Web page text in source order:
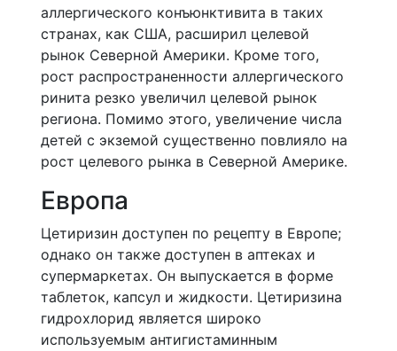
аллергического конъюнктивита в таких
странах, как США, расширил целевой
рынок Северной Америки. Кроме того,
рост распространенности аллергического
ринита резко увеличил целевой рынок
региона. Помимо этого, увеличение числа
детей с экземой существенно повлияло на
рост целевого рынка в Северной Америке.
Европа
Цетиризин доступен по рецепту в Европе;
однако он также доступен в аптеках и
супермаркетах. Он выпускается в форме
таблеток, капсул и жидкости. Цетиризина
гидрохлорид является широко
используемым антигистаминным